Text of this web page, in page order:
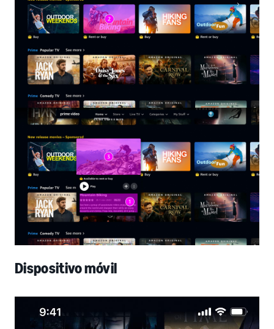
Dispositivo móvil